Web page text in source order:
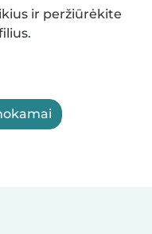
ir peržiūrėkite